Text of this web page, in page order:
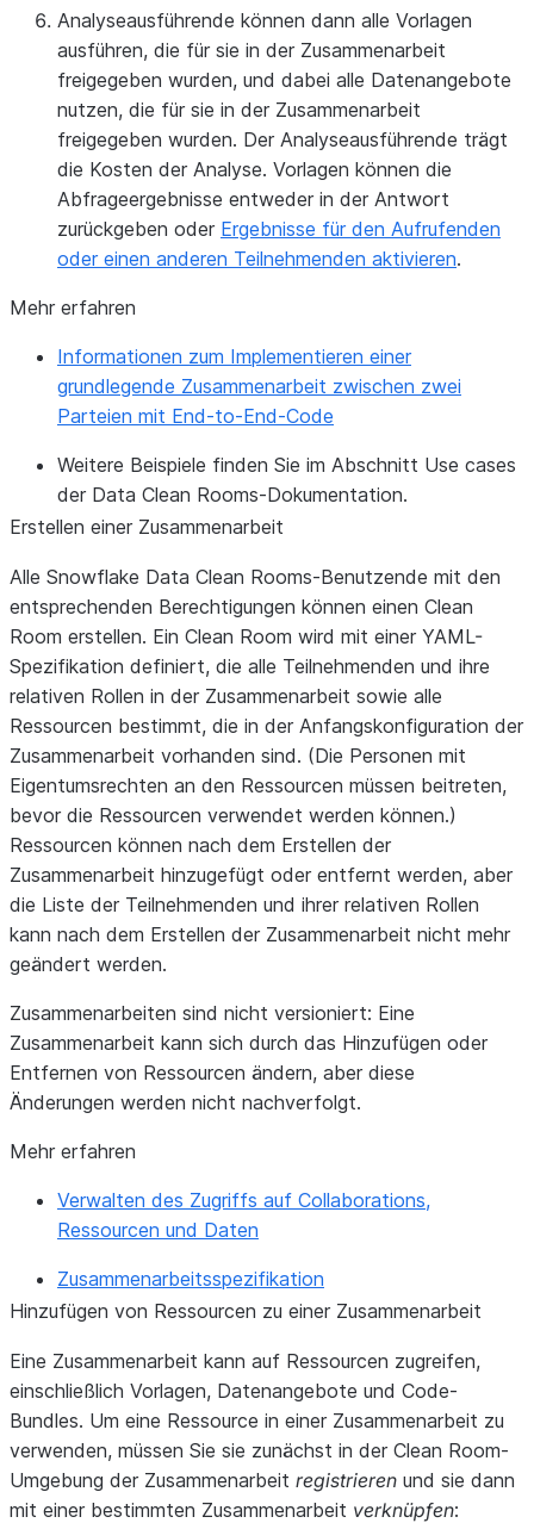
Analyseausführende können dann alle Vorlagen
ausführen, die für sie in der Zusammenarbeit
freigegeben wurden, und dabei alle Datenangebote
nutzen, die für sie in der Zusammenarbeit
freigegeben wurden. Der Analyseausführende trägt
die Kosten der Analyse. Vorlagen können die
Abfrageergebnisse entweder in der Antwort
zurückgeben oder Ergebnisse für den Aufrufenden
oder einen anderen Teilnehmenden aktivieren.
Mehr erfahren
Informationen zum Implementieren einer
grundlegende Zusammenarbeit zwischen zwei
Parteien mit End-to-End-Code
Weitere Beispiele finden Sie im Abschnitt Use cases
der Data Clean Rooms-Dokumentation.
Erstellen einer Zusammenarbeit
Alle Snowflake Data Clean Rooms-Benutzende mit den
entsprechenden Berechtigungen können einen Clean
Room erstellen. Ein Clean Room wird mit einer YAML-
Spezifikation definiert, die alle Teilnehmenden und ihre
relativen Rollen in der Zusammenarbeit sowie alle
Ressourcen bestimmt, die in der Anfangskonfiguration der
Zusammenarbeit vorhanden sind. (Die Personen mit
Eigentumsrechten an den Ressourcen müssen beitreten,
bevor die Ressourcen verwendet werden können.)
Ressourcen können nach dem Erstellen der
Zusammenarbeit hinzugefügt oder entfernt werden, aber
die Liste der Teilnehmenden und ihrer relativen Rollen
kann nach dem Erstellen der Zusammenarbeit nicht mehr
geändert werden.
Zusammenarbeiten sind nicht versioniert: Eine
Zusammenarbeit kann sich durch das Hinzufügen oder
Entfernen von Ressourcen ändern, aber diese
Änderungen werden nicht nachverfolgt.
Mehr erfahren
Verwalten des Zugriffs auf Collaborations,
Ressourcen und Daten
Zusammenarbeitsspezifikation
Hinzufügen von Ressourcen zu einer Zusammenarbeit
Eine Zusammenarbeit kann auf Ressourcen zugreifen,
einschließlich Vorlagen, Datenangebote und Code-
Bundles. Um eine Ressource in einer Zusammenarbeit zu
verwenden, müssen Sie sie zunächst in der Clean Room-
Umgebung der Zusammenarbeit registrieren und sie dann
mit einer bestimmten Zusammenarbeit verknüpfen: